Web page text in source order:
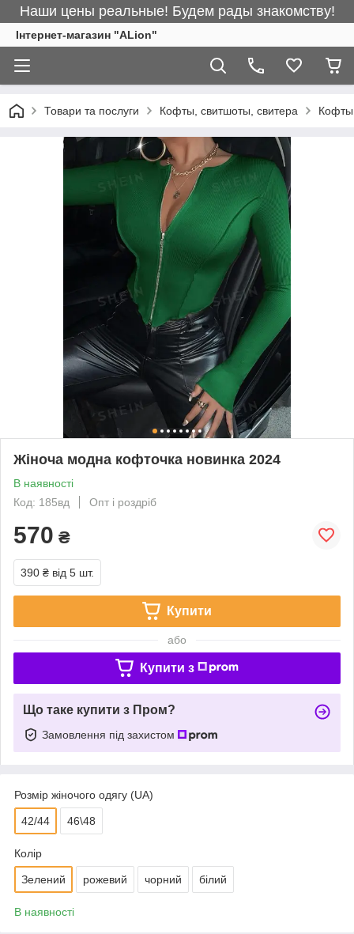
Наши цены реальные! Будем рады знакомству!
Інтернет-магазин "ALіon"
Товари та послуги Кофты, свитшоты, свитера Кофты
Жіноча модна кофточка новинка 2024
В наявності
Код: 185вд
Опт і роздріб
570 ₴
390 ₴ від 5 шт.
Купити
або
Купити з
Що таке купити з Пром?
Замовлення під захистом
Розмір жіночого одягу (UA)
42/44 46\48
Колір
Зелений рожевий чорний білий
В наявності